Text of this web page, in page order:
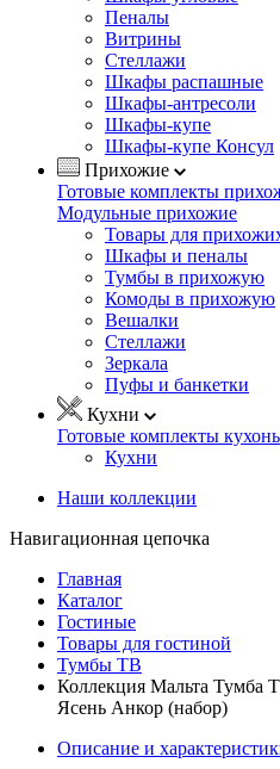
Пеналы
Витрины
Стеллажи
Шкафы распашные
Шкафы-антресоли
Шкафы-купе
Шкафы-купе Консул
Прихожие
Готовые комплекты
Модульные прихожие
Товары для
Шкафы и пеналы
Тумбы в прихожую
Комоды в прихожую
Вешалки
Стеллажи
Зеркала
Пуфы и банкетки
Кухни
Готовые комплекты кухонь
Кухни
Наши коллекции
Навигационная цепочка
Главная
Каталог
Гостиные
Товары для гостиной
Тумбы ТВ
Коллекция Мальта
Ясень Анкор (набор)
Описание и